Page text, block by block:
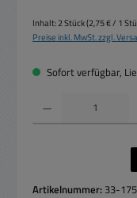
Inhalt:2 Stück(2,75 € / 1
Preise inkl. MwSt. zzgl.
Sofort verfügbar,
Produkt Anzahl: Gib den
Artikelnummer: 33-